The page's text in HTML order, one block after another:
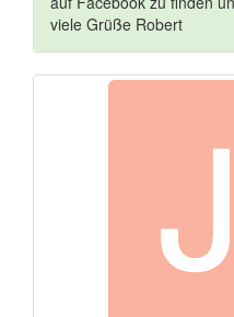
viele Grüße Robert